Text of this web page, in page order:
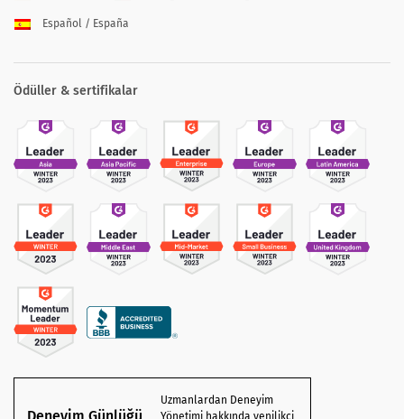
Español / España
Ödüller & sertifikalar
Uzmanlardan Deneyim
Yönetimi hakkında yenilikçi